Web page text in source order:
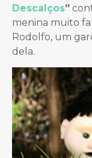
Descalços”
menina muito
Rodolfo, um
dela.